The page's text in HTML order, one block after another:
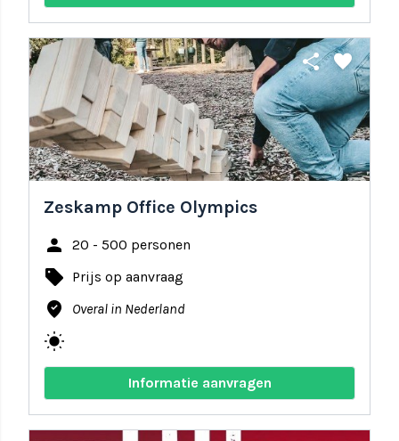
share favorite
Zeskamp Office Olympics
person 20 - 500 personen
local_offer Prijs op aanvraag
where_to_vote Overal in Nederland
wb_sunny
Informatie aanvragen